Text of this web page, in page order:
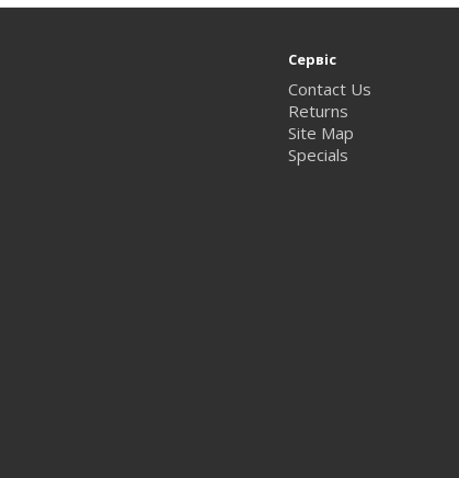
Сервіс
Contact Us
Returns
Site Map
Specials